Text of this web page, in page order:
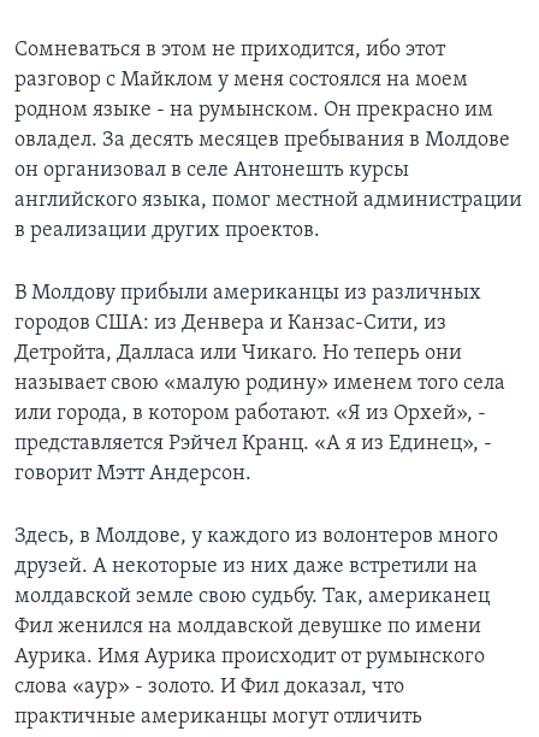
Сомневаться в этом не приходится, ибо этот
разговор с Майклом у меня состоялся на моем
родном языке - на румынском. Он прекрасно им
овладел. За десять месяцев пребывания в Молдове
он организовал в селе Антонешть курсы
английского языка, помог местной администрации
в реализации других проектов.
В Молдову прибыли американцы из различных
городов США: из Денвера и Канзас-Сити, из
Детройта, Далласа или Чикаго. Но теперь они
называет свою «малую родину» именем того села
или города, в котором работают. «Я из Орхей», -
представляется Рэйчел Кранц. «А я из Единец», -
говорит Мэтт Андерсон.
Здесь, в Молдове, у каждого из волонтеров много
друзей. А некоторые из них даже встретили на
молдавской земле свою судьбу. Так, американец
Фил женился на молдавской девушке по имени
Аурика. Имя Аурика происходит от румынского
слова «аур» - золото. И Фил доказал, что
практичные американцы могут отличить